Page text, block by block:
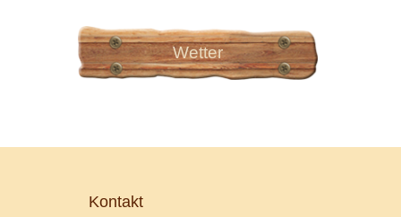
Wetter
Kontakt